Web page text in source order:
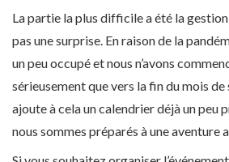
La partie la plus difficile a été la gestion
pas une surprise. En raison de la
un peu occupé et nous n’avons
sérieusement que vers la fin du mois de
ajoute à cela un calendrier déjà un peu
nous sommes préparés à une aventure